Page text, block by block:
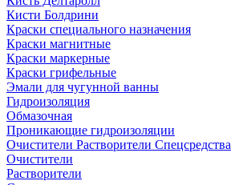
Кисти Болдрини
Краски специального назначения
Краски магнитные
Краски маркерные
Краски грифельные
Эмали для чугунной ванны
Гидроизоляция
Обмазочная
Проникающие гидроизоляции
Очистители Растворители Спецсредства
Очистители
Растворители